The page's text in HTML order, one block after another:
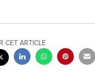
CET ARTICLE